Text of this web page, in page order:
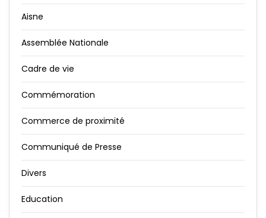
Aisne
Assemblée Nationale
Cadre de vie
Commémoration
Commerce de proximité
Communiqué de Presse
Divers
Education